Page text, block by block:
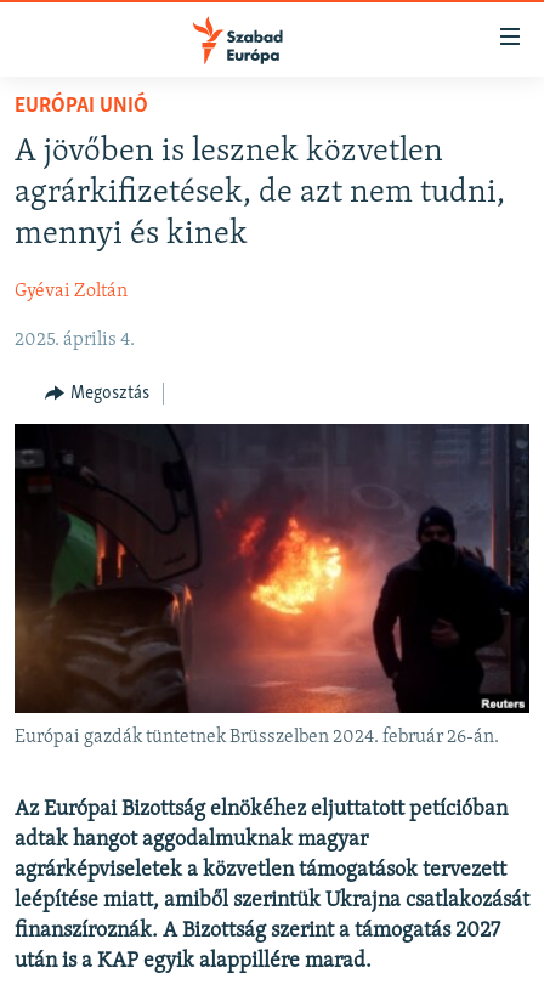
Akadálymentes
Ugrás
fő
oldalra
Ugrás
tartalomjegyzékre
Ugrás
NAPIRENDEN
AKTUÁLIS
PODCASTOK
ELEMZŐ
NER15
SZABADON
DEMOKRÁCIA
A PÉNZ NYOMÁBAN
EURÓPAI UNIÓ
VILÁG
KLÍMAVÁLTOZÁS
A MÚLT TANULSÁGAI
Valamennyi RFE/RL weboldal
EURÓPAI UNIÓ
A jövőben is lesznek közvetlen
agrárkifizetések, de azt nem tudni,
mennyi és kinek
Gyévai Zoltán
2025. április 4.
Megosztás
Európai gazdák tüntetnek Brüsszelben 2024. február 26-án.
Az Európai Bizottság elnökéhez eljuttatott petícióban
adtak hangot aggodalmuknak magyar
agrárképviseletek a közvetlen támogatások tervezett
leépítése miatt, amiből szerintük Ukrajna csatlakozását
finanszíroznák. A Bizottság szerint a támogatás 2027
után is a KAP egyik alappillére marad.
FELIRATKOZÁS